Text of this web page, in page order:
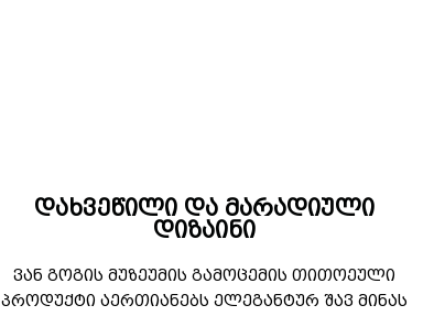
დახვეწილი და მარადიული
დიზაინი
ვან გოგის მუზეუმის გამოცემის თითოეული
პროდუქტი აერთიანებს ელეგანტურ შავ მინას